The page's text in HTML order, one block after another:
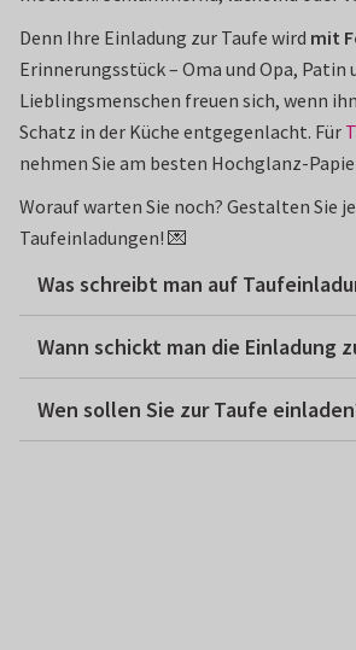
Denn Ihre Einladung zur Taufe wird mit
Erinnerungsstück – Oma und Opa, Patin
Lieblingsmenschen freuen sich, wenn
Schatz in der Küche entgegenlacht. Für
nehmen Sie am besten Hochglanz-
Worauf warten Sie noch? Gestalten Sie
Taufeinladungen! 💌
Was schreibt man auf
Wann schickt man die Einladung
Wen sollen Sie zur Taufe